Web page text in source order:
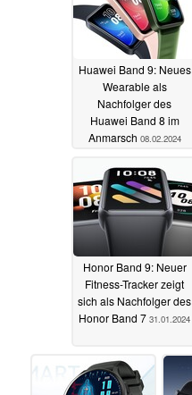
Huawei Band 9: Neues
Wearable als
Nachfolger des
Huawei Band 8 im
Anmarsch 08.02.2024
Honor Band 9: Neuer
Fitness-Tracker zeigt
sich als Nachfolger des
Honor Band 7 31.01.2024